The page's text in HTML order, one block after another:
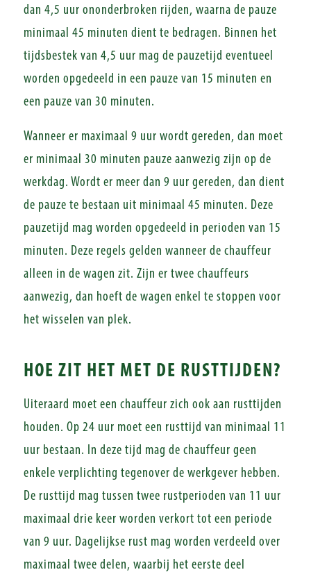
dan 4,5 uur ononderbroken rijden, waarna de pauze
minimaal 45 minuten dient te bedragen. Binnen het
tijdsbestek van 4,5 uur mag de pauzetijd eventueel
worden opgedeeld in een pauze van 15 minuten en
een pauze van 30 minuten.
Wanneer er maximaal 9 uur wordt gereden, dan moet
er minimaal 30 minuten pauze aanwezig zijn op de
werkdag. Wordt er meer dan 9 uur gereden, dan dient
de pauze te bestaan uit minimaal 45 minuten. Deze
pauzetijd mag worden opgedeeld in perioden van 15
minuten. Deze regels gelden wanneer de chauffeur
alleen in de wagen zit. Zijn er twee chauffeurs
aanwezig, dan hoeft de wagen enkel te stoppen voor
het wisselen van plek.
HOE ZIT HET MET DE RUSTTIJDEN?
Uiteraard moet een chauffeur zich ook aan rusttijden
houden. Op 24 uur moet een rusttijd van minimaal 11
uur bestaan. In deze tijd mag de chauffeur geen
enkele verplichting tegenover de werkgever hebben.
De rusttijd mag tussen twee rustperioden van 11 uur
maximaal drie keer worden verkort tot een periode
van 9 uur. Dagelijkse rust mag worden verdeeld over
maximaal twee delen, waarbij het eerste deel